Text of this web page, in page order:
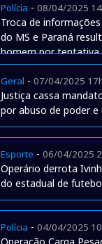
Polícia -08/04/2025
Troca de
do MS e Paraná
homem por tentativa
Geral -07/04/2025
Justiça cassa
por abuso de poder
Esporte -06/04/2025
Operário derrota
do estadual de
Polícia -04/04/2025